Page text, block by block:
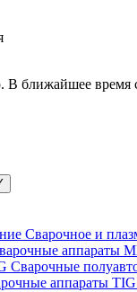
ближайшее время
Сварочное и
аппараты
Сварочные
аппараты TIG